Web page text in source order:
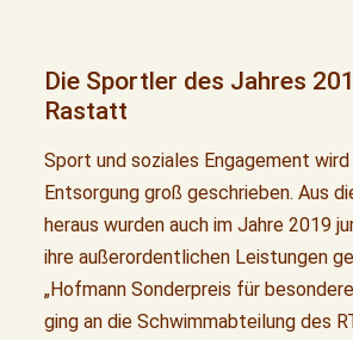
Die Sportler des Jahres
Rastatt
Sport und soziales Engagement
Entsorgung groß geschrieben. Aus
heraus wurden auch im Jahre 2019
ihre außerordentlichen Leistungen
„Hofmann Sonderpreis für
ging an die Schwimmabteilung des